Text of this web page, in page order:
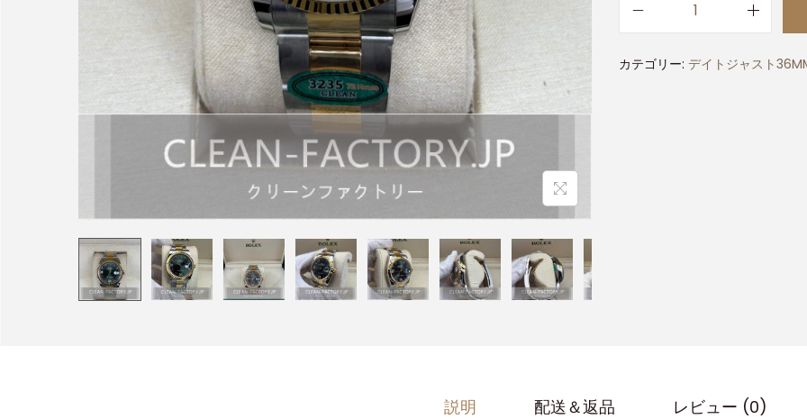
カテゴリー: デイトジャスト
説明 配送＆返品 レビュー (0)